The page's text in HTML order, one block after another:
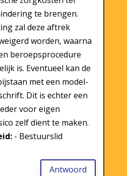
te brengen.
zal deze aftrek
worden, waarna
beroepsprocedure
is. Eventueel kan de
met een model-
Dit is echter een
voor eigen
zelf dient te maken.
- Bestuurslid
Antwoord